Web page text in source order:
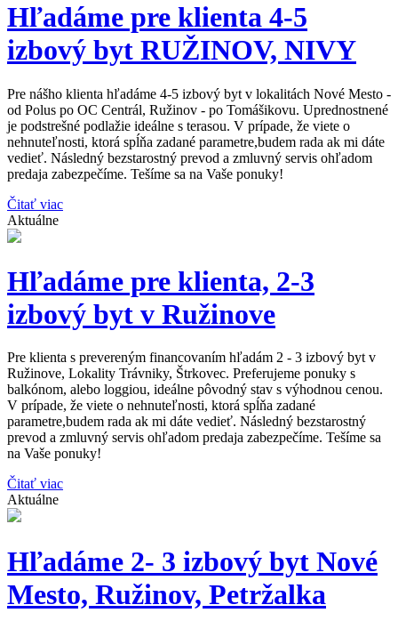
Hľadáme pre klienta 4-5
izbový byt RUŽINOV, NIVY
Pre nášho klienta hľadáme 4-5 izbový byt v lokalitách Nové Mesto -
od Polus po OC Centrál, Ružinov - po Tomášikovu. Uprednostnené
je podstrešné podlažie ideálne s terasou. V prípade, že viete o
nehnuteľnosti, ktorá spĺňa zadané parametre,budem rada ak mi dáte
vedieť. Následný bezstarostný prevod a zmluvný servis ohľadom
predaja zabezpečíme. Tešíme sa na Vaše ponuky!
Čitať viac
Aktuálne
Hľadáme pre klienta, 2-3
izbový byt v Ružinove
Pre klienta s prevereným financovaním hľadám 2 - 3 izbový byt v
Ružinove, Lokality Trávniky, Štrkovec. Preferujeme ponuky s
balkónom, alebo loggiou, ideálne pôvodný stav s výhodnou cenou.
V prípade, že viete o nehnuteľnosti, ktorá spĺňa zadané
parametre,budem rada ak mi dáte vedieť. Následný bezstarostný
prevod a zmluvný servis ohľadom predaja zabezpečíme. Tešíme sa
na Vaše ponuky!
Čitať viac
Aktuálne
Hľadáme 2- 3 izbový byt Nové
Mesto, Ružinov, Petržalka